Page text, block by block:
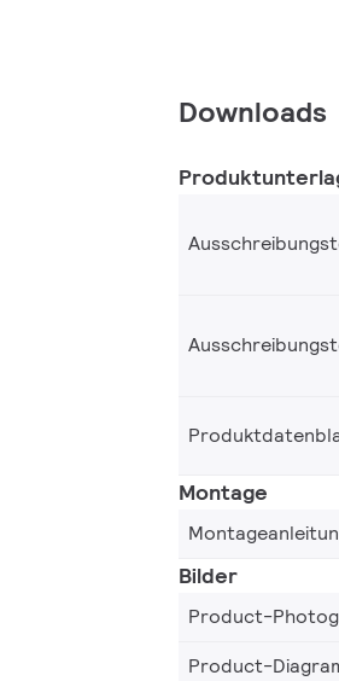
Downloads
Montage
Bilder
Product-
Product-